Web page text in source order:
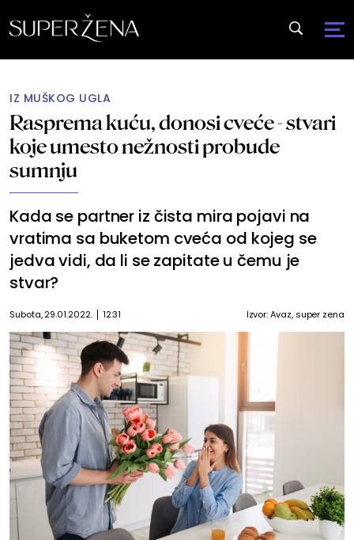
IZ MUŠKOG UGLA
Rasprema kuću, donosi cveće - stvari
koje umesto nežnosti probude
sumnju
Kada se partner iz čista mira pojavi na
vratima sa buketom cveća od kojeg se
jedva vidi, da li se zapitate u čemu je
stvar?
Subota, 29.01.2022. 12:31 Izvor:Avaz, super zena